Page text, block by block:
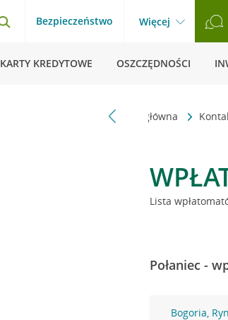
Bezpieczeństwo Więcej
KARTY KREDYTOWE OSZCZĘDNOŚCI
Strona główna
Lista
Połaniec -
Bogoria,